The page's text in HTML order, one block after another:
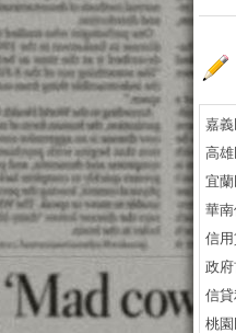
嘉
高
宜
華
信
政
信
桃